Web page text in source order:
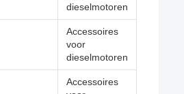
dieselmotoren
Accessoires
voor
dieselmotoren
Accessoires